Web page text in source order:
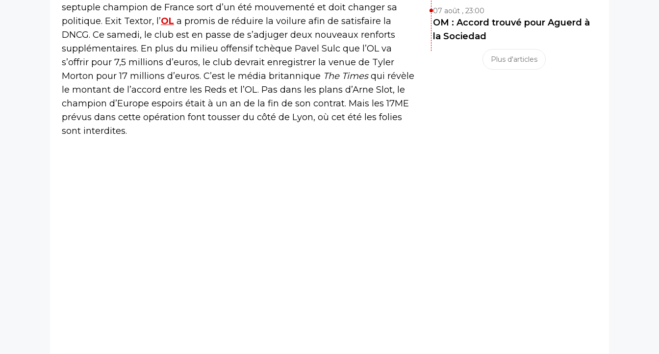
septuple champion de France sort d’un été mouvementé et doit changer sa
politique. Exit Textor, l’OL a promis de réduire la voilure afin de satisfaire la
DNCG. Ce samedi, le club est en passe de s’adjuger deux nouveaux renforts
supplémentaires. En plus du milieu offensif tchèque Pavel Sulc que l’OL va
s’offrir pour 7,5 millions d’euros, le club devrait enregistrer la venue de Tyler
Morton pour 17 millions d’euros. C’est le média britannique The Timesqui révèle
le montant de l’accord entre les Reds et l’OL. Pas dans les plans d’Arne Slot, le
champion d’Europe espoirs était à un an de la fin de son contrat. Mais les 17ME
prévus dans cette opération font tousser du côté de Lyon, où cet été les folies
sont interdites.
07 août , 23:00
OM : Accord trouvé pour Aguerd à
la Sociedad
Plus d'articles